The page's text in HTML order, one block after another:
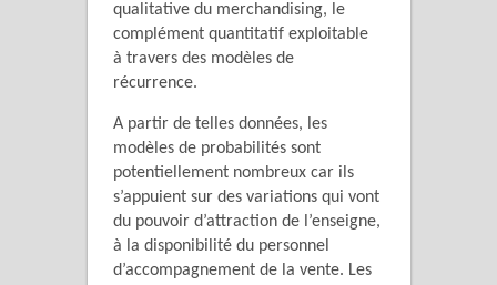
qualitative du merchandising, le
complément quantitatif exploitable
à travers des modèles de
récurrence.
A partir de telles données, les
modèles de probabilités sont
potentiellement nombreux car ils
s’appuient sur des variations qui vont
du pouvoir d’attraction de l’enseigne,
à la disponibilité du personnel
d’accompagnement de la vente. Les